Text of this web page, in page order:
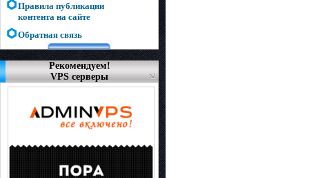
Правила публикации
контента на сайте
Обратная связь
Рекомендуем!
VPS серверы